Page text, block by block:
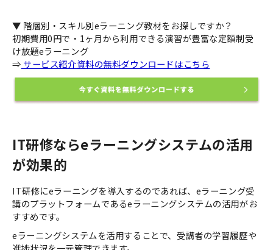
▼ 階層別・スキル別eラーニング教材をお探しですか？
初期費用0円で・1ヶ月から利用できる演習が豊富な定額制受
け放題eラーニング
⇒ サービス紹介資料の無料ダウンロードはこちら
IT研修ならeラーニングシステムの活用
が効果的
IT研修にeラーニングを導入するのであれば、eラーニング受
講のプラットフォームであるeラーニングシステムの活用がお
すすめです。
eラーニングシステムを活用することで、受講者の学習履歴や